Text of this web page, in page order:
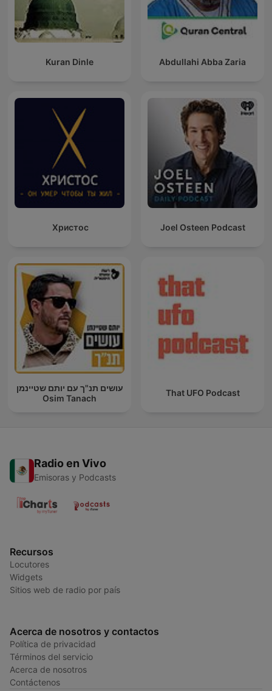
Kuran Dinle Abdullahi Abba Zaria
Христос Joel Osteen Podcast
עושים תנ"ך עם יותם שטיינמן
Osim Tanach
That UFO Podcast
Radio en Vivo
Emisoras y Podcasts
Recursos
Locutores
Widgets
Sitios web de radio por país
Acerca de nosotros y contactos
Política de privacidad
Términos del servicio
Acerca de nosotros
Contáctenos